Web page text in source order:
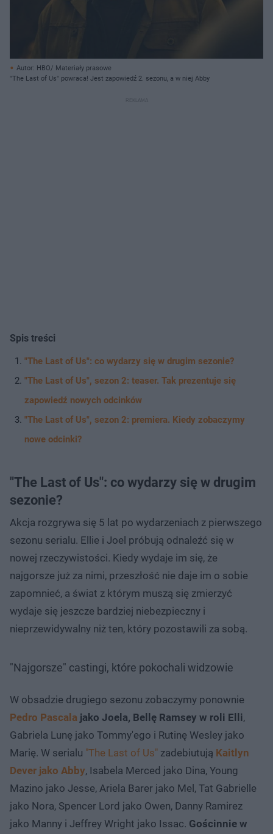
Autor: HBO/ Materiały prasowe
"The Last of Us" powraca! Jest zapowiedź 2. sezonu, a w niej Abby
Spis treści
"The Last of Us": co wydarzy się w drugim sezonie?
"The Last of Us", sezon 2: teaser. Tak prezentuje się
zapowiedź nowych odcinków
"The Last of Us", sezon 2: premiera. Kiedy zobaczymy
nowe odcinki?
"The Last of Us": co wydarzy się w drugim
sezonie?
Akcja rozgrywa się 5 lat po wydarzeniach z pierwszego
sezonu serialu. Ellie i Joel próbują odnaleźć się w
nowej rzeczywistości. Kiedy wydaje im się, że
najgorsze już za nimi, przeszłość nie daje im o sobie
zapomnieć, a świat z którym muszą się zmierzyć
wydaje się jeszcze bardziej niebezpieczny i
nieprzewidywalny niż ten, który pozostawili za sobą.
"Najgorsze" castingi, które pokochali widzowie
W obsadzie drugiego sezonu zobaczymy ponownie
Pedro Pascala jako Joela, Bellę Ramsey w roli Elli,
Gabriela Lunę jako Tommy'ego i Rutinę Wesley jako
Marię. W serialu "The Last of Us" zadebiutują Kaitlyn
Dever jako Abby, Isabela Merced jako Dina, Young
Mazino jako Jesse, Ariela Barer jako Mel, Tat Gabrielle
jako Nora, Spencer Lord jako Owen, Danny Ramirez
jako Manny i Jeffrey Wright jako Issac. Gościnnie w